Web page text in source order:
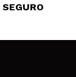
SEGURO